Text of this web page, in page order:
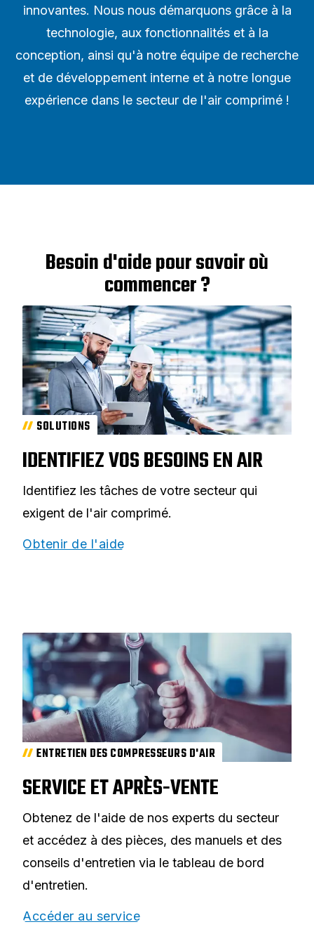
innovantes. Nous nous démarquons grâce à la
technologie, aux fonctionnalités et à la
conception, ainsi qu'à notre équipe de recherche
et de développement interne et à notre longue
expérience dans le secteur de l'air comprimé !
Besoin d'aide pour savoir où
commencer ?
SOLUTIONS
IDENTIFIEZ VOS BESOINS EN AIR
Identifiez les tâches de votre secteur qui
exigent de l'air comprimé.
Obtenir de l'aide
ENTRETIEN DES COMPRESSEURS D'AIR
SERVICE ET APRÈS-VENTE
Obtenez de l'aide de nos experts du secteur
et accédez à des pièces, des manuels et des
conseils d'entretien via le tableau de bord
d'entretien.
Accéder au service